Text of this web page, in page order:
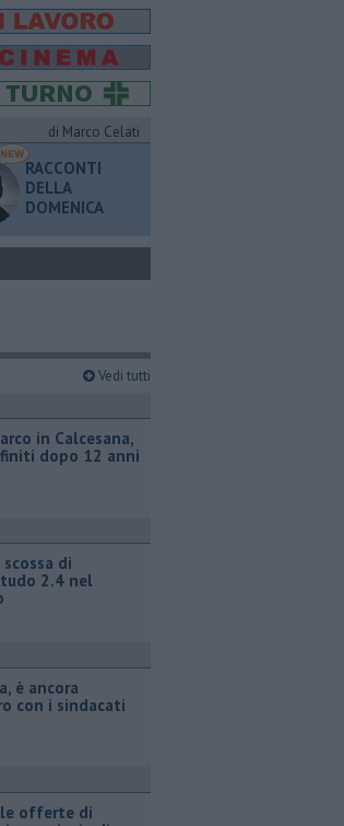
di Marco Celati
RACCONTI
DELLA
DOMENICA
Vedi tutti
in Calcesana,
dopo 12 anni
scossa di
2.4 nel
è ancora
con i sindacati
offerte di